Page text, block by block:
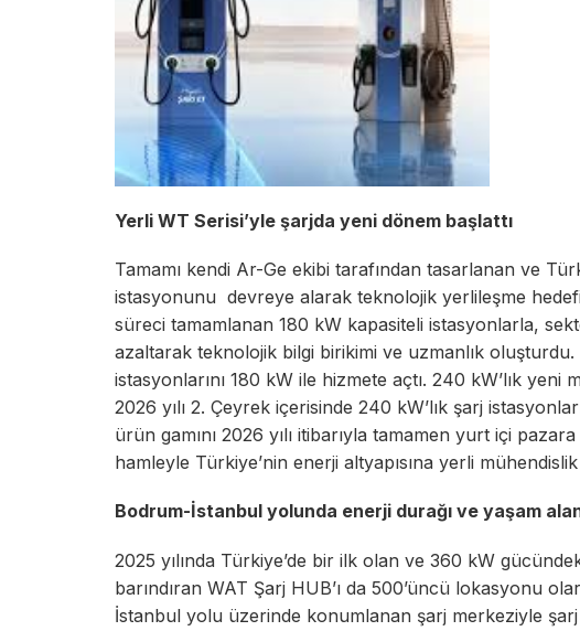
Yerli WT Serisi’yle şarjda yeni dönem başlattı
Tamamı kendi Ar-Ge ekibi tarafından tasarlanan ve
istasyonunu devreye alarak teknolojik yerlileşme
süreci tamamlanan 180 kW kapasiteli istasyonlarla,
azaltarak teknolojik bilgi birikimi ve uzmanlık
istasyonlarını 180 kW ile hizmete açtı. 240 kW’lık
2026 yılı 2. Çeyrek içerisinde 240 kW’lık şarj
ürün gamını 2026 yılı itibarıyla tamamen yurt içi
hamleyle Türkiye’nin enerji altyapısına yerli
Bodrum-İstanbul yolunda enerji durağı ve yaşam
2025 yılında Türkiye’de bir ilk olan ve 360 kW
barındıran WAT Şarj HUB’ı da 500’üncü lokasyonu
İstanbul yolu üzerinde konumlanan şarj merkeziyle